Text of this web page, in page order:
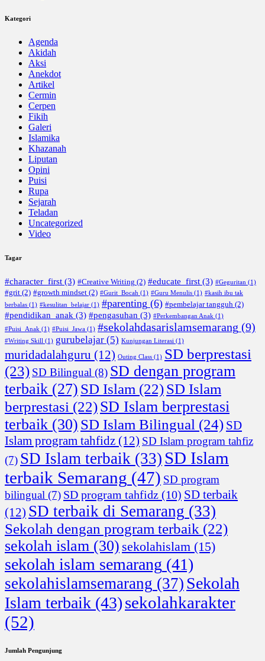
Kategori
Agenda
Akidah
Aksi
Anekdot
Artikel
Cermin
Cerpen
Fikih
Galeri
Islamika
Khazanah
Liputan
Opini
Puisi
Rupa
Sejarah
Teladan
Uncategorized
Video
Tagar
#character_first (3) #Creative Writing (2) #educate_first (3) #Geguritan (1)
#grit (2) #growth mindset (2) #Gurit_Bocah (1) #Guru Menulis (1) #kasih ibu tak
berbalas (1) #kesulitan_belajar (1) #parenting (6) #pembelajar tangguh (2)
#pendidikan_anak (3) #pengasuhan (3) #Perkembangan Anak (1)
#Puisi_Anak (1) #Puisi_Jawa (1) #sekolahdasarislamsemarang (9)
#Writing Skill (1) gurubelajar (5) Kunjungan Literasi (1)
muridadalahguru (12) Outing Class (1) SD berprestasi
(23) SD Bilingual (8) SD dengan program
terbaik (27) SD Islam (22)SD Islam
berprestasi (22)SD Islam berprestasi
terbaik (30) SD Islam Bilingual (24) SD
Islam program tahfidz (12) SD Islam program tahfiz
(7) SD Islam terbaik (33) SD Islam
terbaik Semarang (47) SD program
bilingual (7) SD program tahfidz (10) SD terbaik
(12) SD terbaik di Semarang (33)
Sekolah dengan program terbaik (22)
sekolah islam (30) sekolahislam (15)
sekolah islam semarang (41)
sekolahislamsemarang (37) Sekolah
Islam terbaik (43)sekolahkarakter
(52)
Jumlah Pengunjung